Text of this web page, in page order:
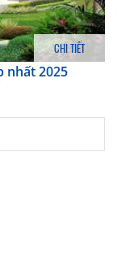
CHI TIẾT
nhất 2025